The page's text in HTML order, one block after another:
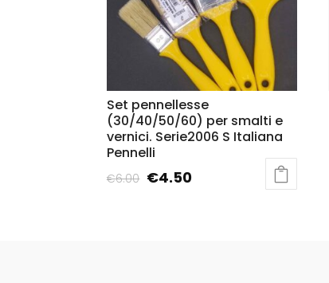
Set pennellesse
(30/40/50/60) per smalti e
vernici. Serie2006 S Italiana
Pennelli
€6.00 €4.50